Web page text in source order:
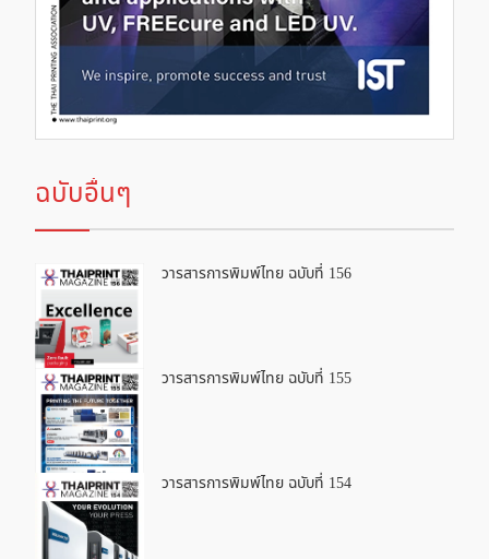
ฉบับอื่นๆ
วารสารการพิมพ์ไทย ฉบับที่ 156
วารสารการพิมพ์ไทย ฉบับที่ 155
วารสารการพิมพ์ไทย ฉบับที่ 154